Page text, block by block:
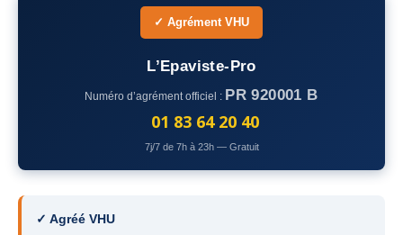
– Seine-et-Marne
– Yvelines
92– Hauts-de-Seine
93 – Seine-Saint-Denis
✓ Agrément VHU
L’Epaviste-Pro
Numéro d’agrément officiel : PR 920001 B
01 83 64 20 40
7j/7 de 7h à 23h — Gratuit
✓ Agréé VHU